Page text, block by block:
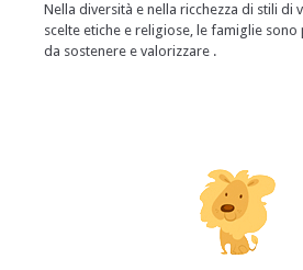
Nella diversità e nella ricchezza di stili di
scelte etiche e religiose, le famiglie
da sostenere e valorizzare .